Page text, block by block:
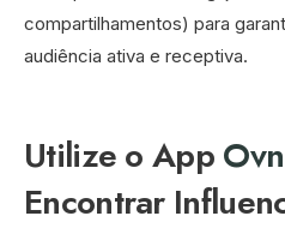
compartilhamentos) para
audiência ativa e receptiva.
Utilize o App
Encontrar